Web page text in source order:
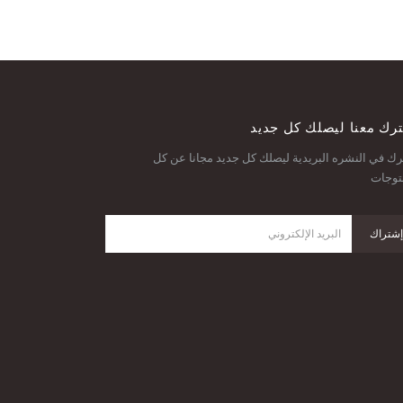
معنا ليصلك كل جديد
في النشره البريدية ليصلك كل جديد مجانا عن كل